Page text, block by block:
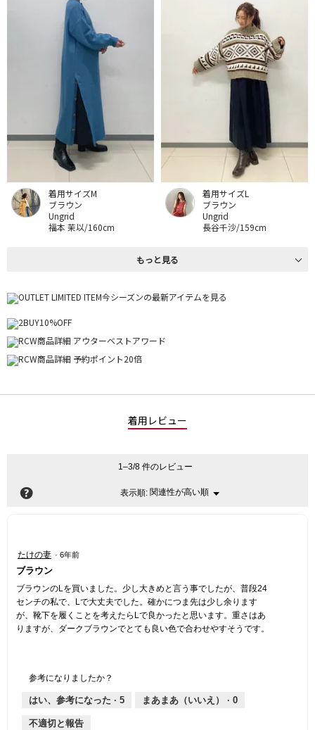
着用サイズM
ブラウン
Ungrid
福本 茉以/160cm
着用サイズL
ブラウン
Ungrid
長谷千沙/159cm
もっと見る
着用レビュー
1–3/8 件のレビュー
? 表示順: 関連性が高い順 ▼
メ
5
／
5
個
で
す。
たけの妻 · 6年前
ブラウン
ブラウンのLを買いました。少し大きめと言う事でしたが、普段24
センチの私で、Lで大丈夫でした。確かにつま先は少し余ります
が、靴下を履くことを考えたらLで良かったと思います。重さはあ
りますが、ダークブラウンでとても良い色で合わせやすそうです。
参考になりましたか？
はい、参考になった · 5 まあまあ（いいえ） · 0
不適切と報告